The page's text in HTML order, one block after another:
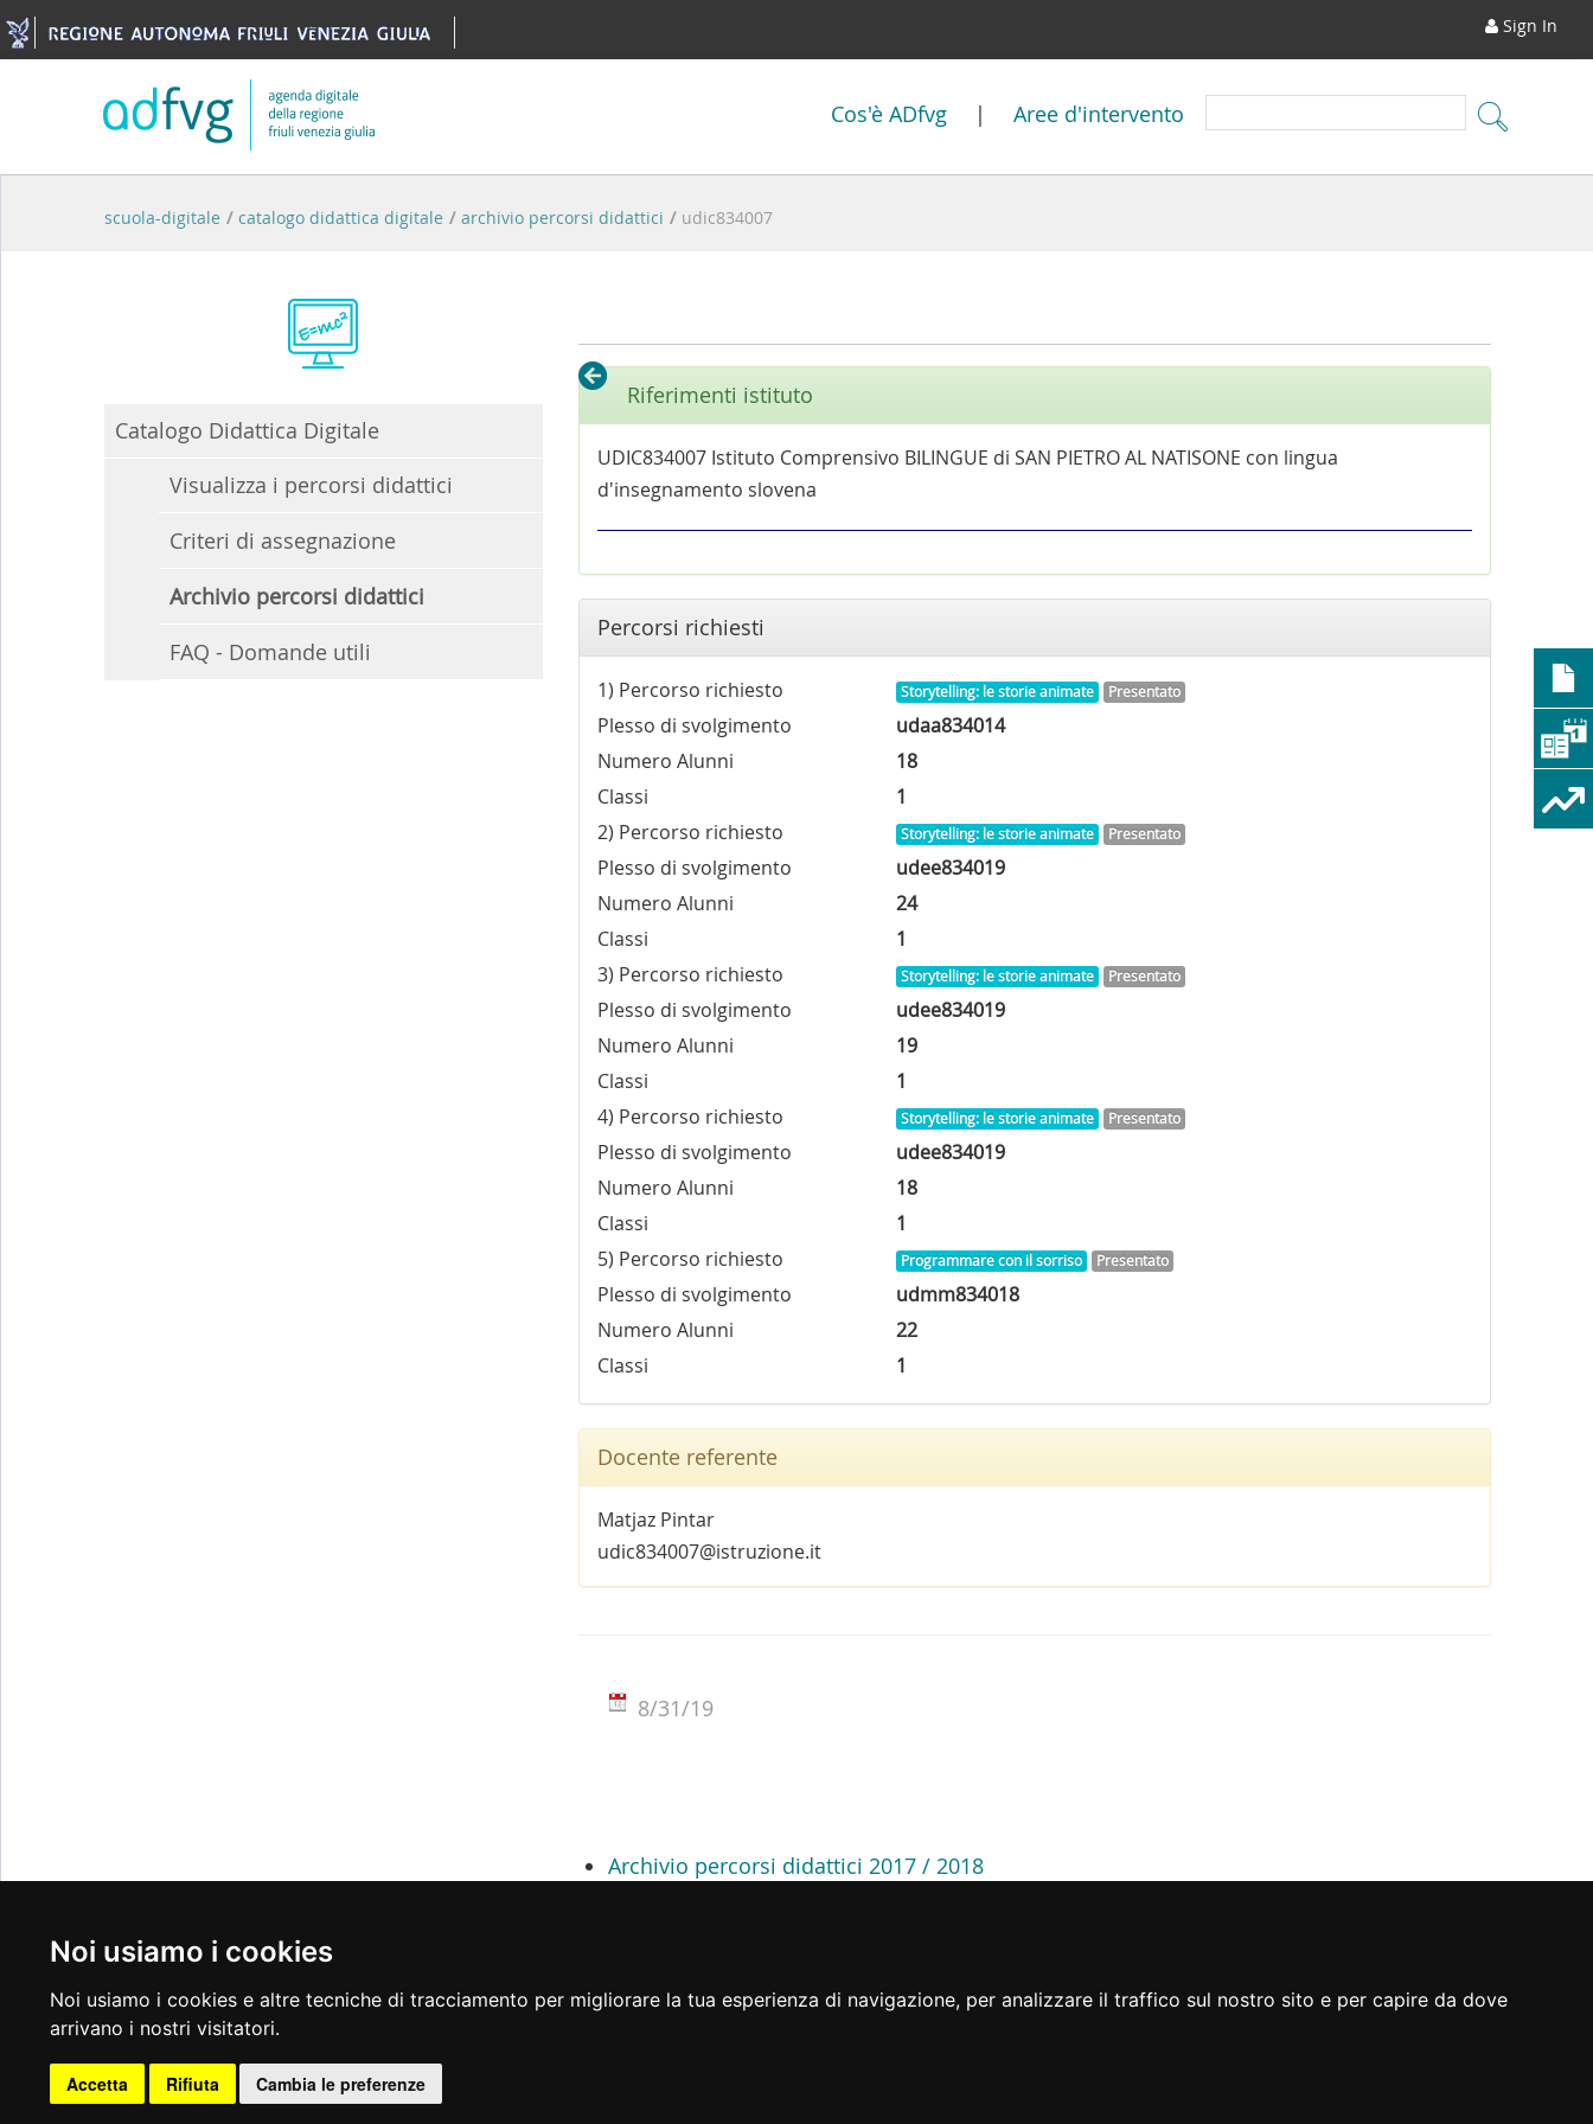
Noi usiamo i cookies
Noi usiamo i cookies e altre tecniche di tracciamento per migliorare la tua esperienza di navigazione, per analizzare il traffico sul nostro sito e per capire da dove
arrivano i nostri visitatori.
Accetta Rifiuta Cambia le preferenze
Skip to Content Sign In
Cos'è ADfvg | Aree d'intervento
scuola-digitale / catalogo didattica digitale / archivio percorsi didattici / udic834007
Catalogo Didattica Digitale
Visualizza i percorsi didattici
Criteri di assegnazione
Archivio percorsi didattici
FAQ - Domande utili
Riferimenti istituto
UDIC834007 Istituto Comprensivo BILINGUE di SAN PIETRO AL NATISONE con lingua
d'insegnamento slovena
Percorsi richiesti
1) Percorso richiesto Storytelling: le storie animate Presentato
Plesso di svolgimento
udaa834014
Numero Alunni
18
Classi
1
2) Percorso richiesto
Storytelling: le storie animate Presentato
Plesso di svolgimento
udee834019
Numero Alunni
24
Classi
1
3) Percorso richiesto
Storytelling: le storie animate Presentato
Plesso di svolgimento
udee834019
Numero Alunni
19
Classi
1
4) Percorso richiesto
Storytelling: le storie animate Presentato
Plesso di svolgimento
udee834019
Numero Alunni
18
Classi
1
5) Percorso richiesto
Programmare con il sorriso Presentato
Plesso di svolgimento
udmm834018
Numero Alunni
22
Classi
1
Docente referente
Matjaz Pintar
udic834007@istruzione.it
8/31/19
Archivio percorsi didattici 2017 / 2018